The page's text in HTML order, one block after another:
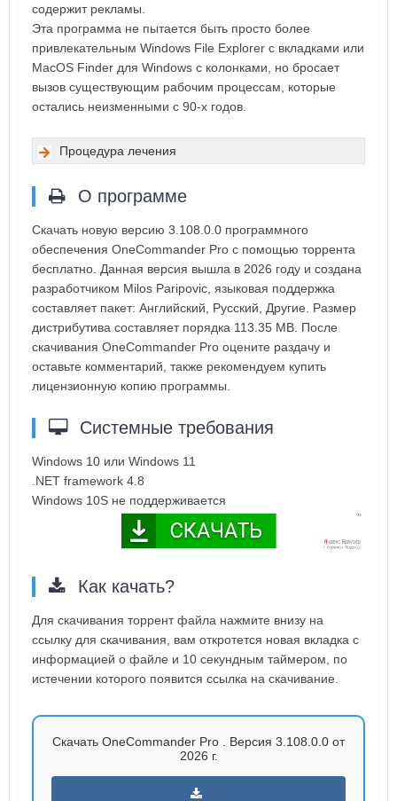
содержит рекламы.
Эта программа не пытается быть просто более
привлекательным Windows File Explorer с вкладками или
MacOS Finder для Windows с колонками, но бросает
вызов существующим рабочим процессам, которые
остались неизменными с 90-х годов.
Процедура лечения
О программе
Скачать новую версию 3.108.0.0 программного
обеспечения OneCommander Pro с помощью торрента
бесплатно. Данная версия вышла в 2026 году и создана
разработчиком Milos Paripovic, языковая поддержка
составляет пакет: Английский, Русский, Другие. Размер
дистрибутива составляет порядка 113.35 MB. После
скачивания OneCommander Pro оцените раздачу и
оставьте комментарий, также рекомендуем купить
лицензионную копию программы.
Системные требования
Windows 10 или Windows 11
.NET framework 4.8
Windows 10S не поддерживается
Как качать?
Для скачивания торрент файла нажмите внизу на
ссылку для скачивания, вам откротется новая вкладка с
информацией о файле и 10 секундным таймером, по
истечении которого появится ссылка на скачивание.
Скачать OneCommander Pro . Версия 3.108.0.0 от
2026 г.